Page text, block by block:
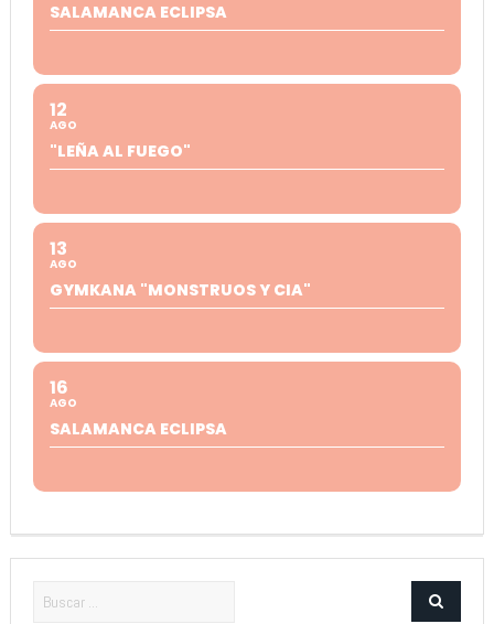
SALAMANCA ECLIPSA
12
AGO
"LEÑA AL FUEGO"
13
AGO
GYMKANA "MONSTRUOS Y CIA"
16
AGO
SALAMANCA ECLIPSA